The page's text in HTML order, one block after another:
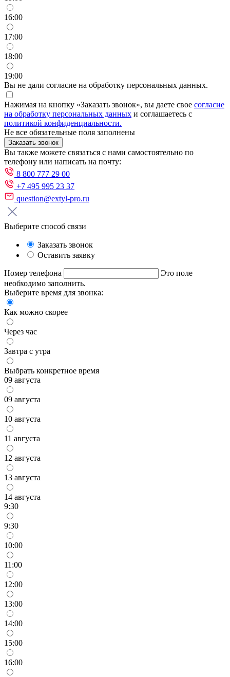
16:00
17:00
18:00
19:00
Вы не дали согласие на обработку персональных данных.
Нажимая на кнопку «Заказать звонок», вы даете свое согласие
на обработку персональных данных и соглашаетесь с
политикой конфиденциальности.
Не все обязательные поля заполнены
Заказать звонок
Вы также можете связаться с нами самостоятельно по
телефону или написать на почту:
8 800 777 29 00
+7 495 995 23 37
question@extyl-pro.ru
Выберите способ связи
Заказать звонок
Оставить заявку
Номер телефона
Это поле
необходимо заполнить.
Выберите время для звонка:
Как можно скорее
Через час
Завтра с утра
Выбрать конкретное время
09 августа
09 августа
10 августа
11 августа
12 августа
13 августа
14 августа
9:30
9:30
10:00
11:00
12:00
13:00
14:00
15:00
16:00